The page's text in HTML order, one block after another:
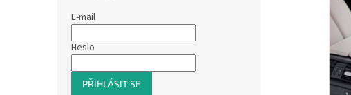
E-mail
Heslo
PŘIHLÁSIT SE